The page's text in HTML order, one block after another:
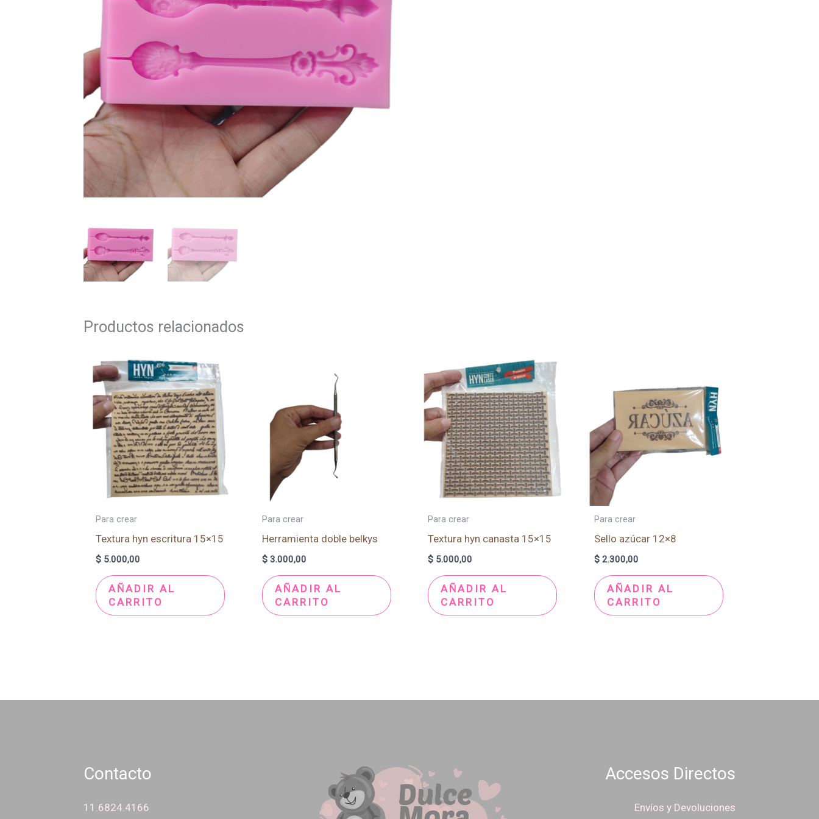
Productos relacionados
Para crear
Textura hyn escritura 15×15
$ 5.000,00
AÑADIR AL
CARRITO
Para crear
Herramienta doble belkys
$3.000,00
AÑADIR AL
CARRITO
Para crear
Textura hyn canasta 15×15
$ 5.000,00
AÑADIR AL
CARRITO
Para crear
Sello azúcar 12×8
$2.300,00
AÑADIR AL
CARRITO
Contacto
11.6824.4166
Accesos Directos
Envíos y Devoluciones